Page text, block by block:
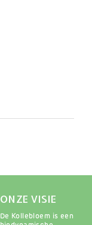
ONZE VISIE
De Kollebloem is een